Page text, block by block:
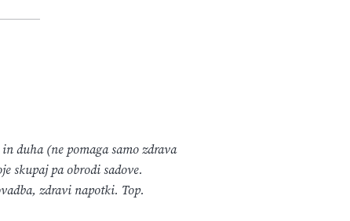
duha (ne pomaga samo zdrava
skupaj pa obrodi sadove.
zdravi napotki. Top.